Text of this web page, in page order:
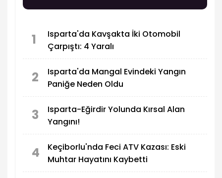
1
Isparta'da Kavşakta İki Otomobil
Çarpıştı: 4 Yaralı
2
Isparta'da Mangal Evindeki Yangın
Paniğe Neden Oldu
3
Isparta-Eğirdir Yolunda Kırsal Alan
Yangını!
4
Keçiborlu'nda Feci ATV Kazası: Eski
Muhtar Hayatını Kaybetti